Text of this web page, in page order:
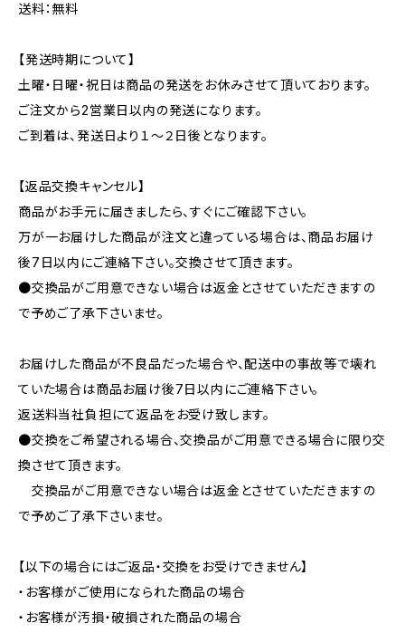
送料：無料
【発送時期について】
土曜・日曜・祝日は商品の発送をお休みさせて頂いております。
ご注文から2営業日以内の発送になります。
ご到着は、発送日より１～２日後となります。
【返品交換キャンセル】
商品がお手元に届きましたら、すぐにご確認下さい。
万が一お届けした商品が注文と違っている場合は、商品お届け
後7日以内にご連絡下さい。交換させて頂きます。
●交換品がご用意できない場合は返金とさせていただきますの
で予めご了承下さいませ。
お届けした商品が不良品だった場合や、配送中の事故等で壊れ
ていた場合は商品お届け後7日以内にご連絡下さい。
返送料当社負担にて返品をお受け致します。
●交換をご希望される場合、交換品がご用意できる場合に限り交
換させて頂きます。
交換品がご用意できない場合は返金とさせていただきますの
で予めご了承下さいませ。
【以下の場合にはご返品・交換をお受けできません】
・お客様がご使用になられた商品の場合
・お客様が汚損・破損された商品の場合